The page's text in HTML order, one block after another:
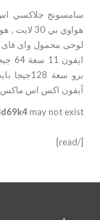
آيفون اكس اس ماكس ,
may not exist
[/read]